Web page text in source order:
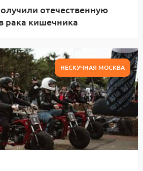
отечественную
рака кишечника
НЕСКУЧНАЯ МОСКВА